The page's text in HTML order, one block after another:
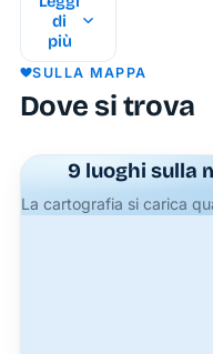
Ponza,
situata
all’estremità
settentrionale
località
di Le
di
più
SULLA MAPPA
Dove si trova
9 luoghi sulla
La cartografia si carica